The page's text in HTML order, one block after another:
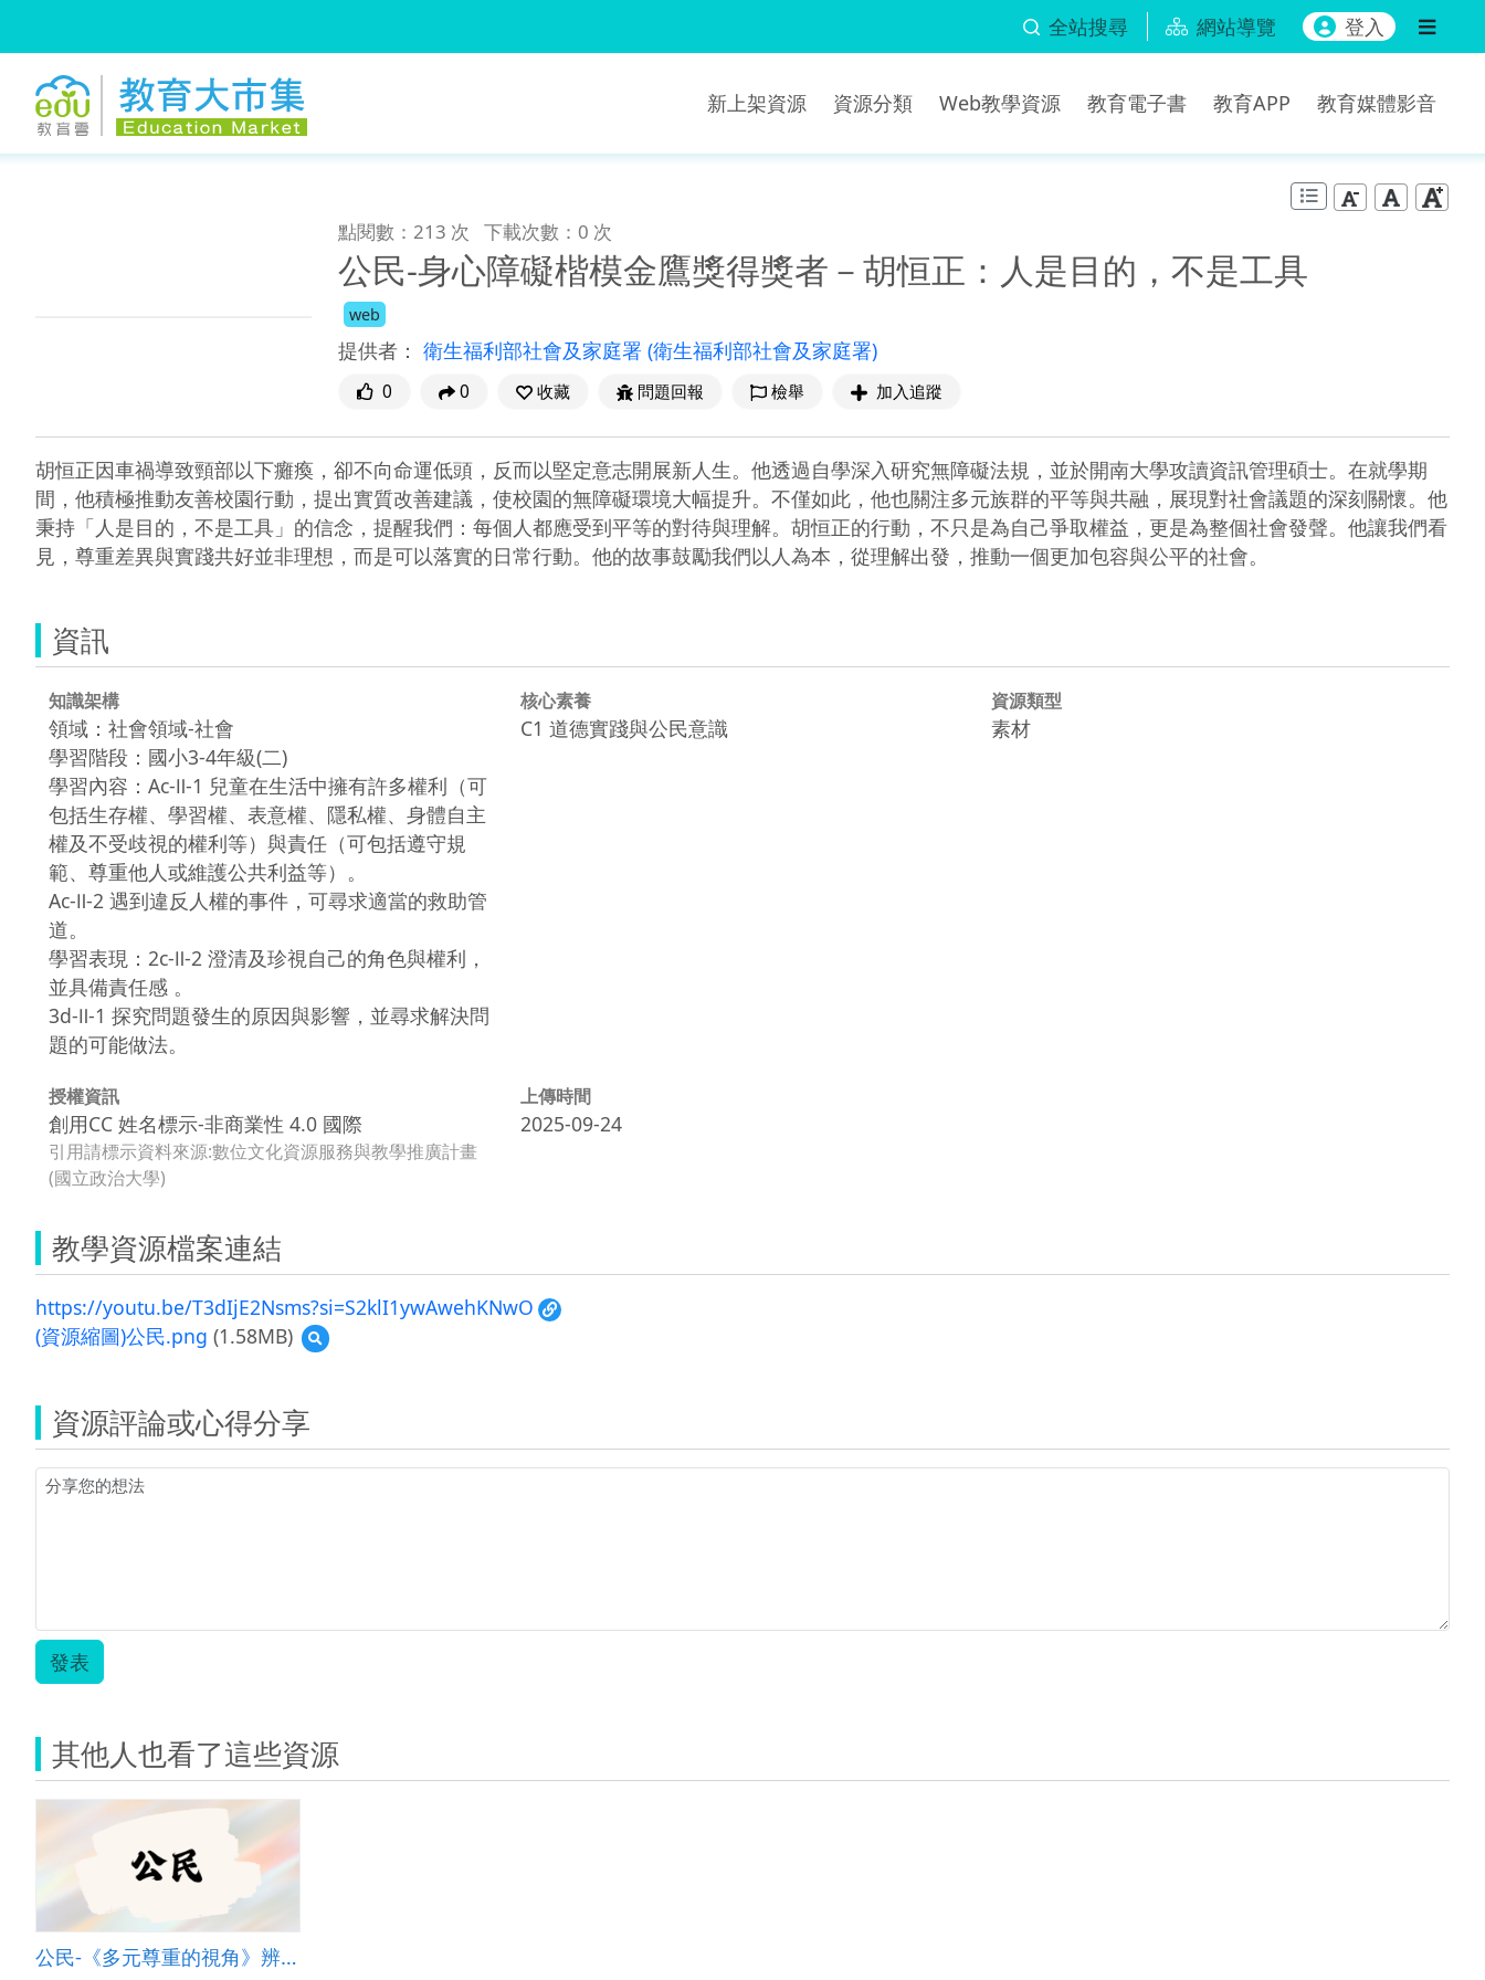
全站搜尋 網站導覽 登入
新上架資源 資源分類 Web教學資源 教育電子書 教育APP 教育媒體影音
點閱數：213 次 下載次數：0 次
公民-身心障礙楷模金鷹獎得獎者－胡恒正：人是目的，不是工具
web
提供者： 衛生福利部社會及家庭署 (衛生福利部社會及家庭署)
0 0 收藏 問題回報 檢舉 加入追蹤
胡恒正因車禍導致頸部以下癱瘓，卻不向命運低頭，反而以堅定意志開展新人生。他透過自學深入研究無障礙法規，並於開南大學攻讀資訊管理碩士。在就學期
間，他積極推動友善校園行動，提出實質改善建議，使校園的無障礙環境大幅提升。不僅如此，他也關注多元族群的平等與共融，展現對社會議題的深刻關懷。他
秉持「人是目的，不是工具」的信念，提醒我們：每個人都應受到平等的對待與理解。胡恒正的行動，不只是為自己爭取權益，更是為整個社會發聲。他讓我們看
資訊
知識架構
領域：社會領域-社會
學習階段：國小3-4年級(二)
學習內容：Ac-Ⅱ-1 兒童在生活中擁有許多權利（可
包括生存權、學習權、表意權、隱私權、身體自主
權及不受歧視的權利等）與責任（可包括遵守規
範、尊重他人或維護公共利益等）。
Ac-Ⅱ-2 遇到違反人權的事件，可尋求適當的救助管
道。
學習表現：2c-Ⅱ-2 澄清及珍視自己的角色與權利，
並具備責任感 。
3d-Ⅱ-1 探究問題發生的原因與影響，並尋求解決問
題的可能做法。
核心素養
C1 道德實踐與公民意識
資源類型
素材
授權資訊
創用CC 姓名標示-非商業性 4.0 國際
引用請標示資料來源:數位文化資源服務與教學推廣計畫
(國立政治大學)
上傳時間
2025-09-24
教學資源檔案連結
https://youtu.be/T3dIjE2Nsms?si=S2klI1ywAwehKNwO
(資源縮圖)公民.png (1.58MB)
預
覽
公
資源評論或心得分享
發表
其他人也看了這些資源
公民-《多元尊重的視角》辨別障礙者常遭遇到的歧視-人物專訪（陳立育編導）